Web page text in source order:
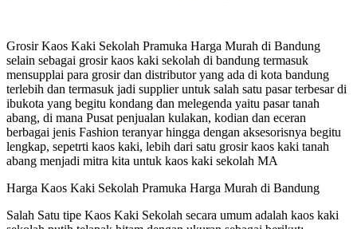
Grosir Kaos Kaki Sekolah Pramuka Harga Murah di Bandung
selain sebagai grosir kaos kaki sekolah di bandung termasuk
mensupplai para grosir dan distributor yang ada di kota bandung
terlebih dan termasuk jadi supplier untuk salah satu pasar terbesar di
ibukota yang begitu kondang dan melegenda yaitu pasar tanah
abang, di mana Pusat penjualan kulakan, kodian dan eceran
berbagai jenis Fashion teranyar hingga dengan aksesorisnya begitu
lengkap, sepetrti kaos kaki, lebih dari satu grosir kaos kaki tanah
abang menjadi mitra kita untuk kaos kaki sekolah MA
Harga Kaos Kaki Sekolah Pramuka Harga Murah di Bandung
Salah Satu tipe Kaos Kaki Sekolah secara umum adalah kaos kaki